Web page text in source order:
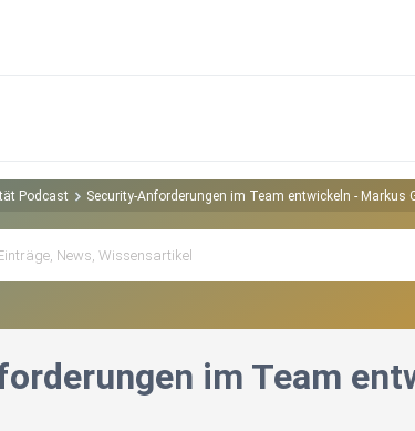
Podcast Security-Anforderungen im Team entwickeln - Markus
im Team